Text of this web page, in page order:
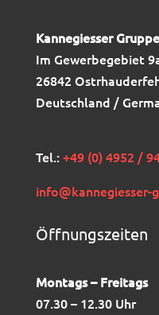
Kannegiesser Gruppe
Im Gewerbegebiet
26842
Deutschland /
Tel.:+49 (0) 4952 /
info@kannegiesser-
Öffnungszeiten
Montags – Freitags
07.30 – 12.30 Uhr